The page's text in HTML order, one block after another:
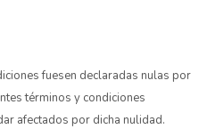
fuesen declaradas nulas por
términos y condiciones
afectados por dicha nulidad.